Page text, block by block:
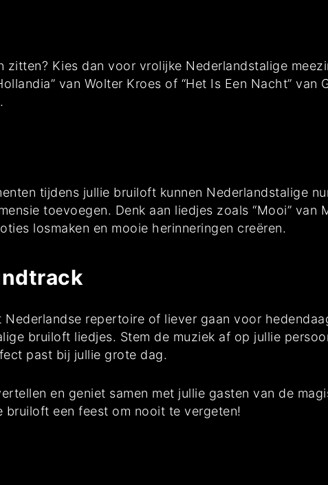
zitten? Kies dan voor vrolijke Nederlandstalige
van Wolter Kroes of “Het Is Een Nacht” van
tijdens jullie bruiloft kunnen Nederlandstalige
toevoegen. Denk aan liedjes zoals “Mooi” van
losmaken en mooie herinneringen creëren.
repertoire of liever gaan voor
bruiloft liedjes. Stem de muziek af op jullie
past bij jullie grote dag.
en geniet samen met jullie gasten van de
een feest om nooit te vergeten!